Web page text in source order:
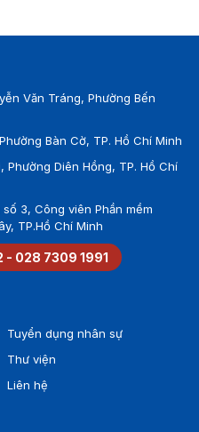
Văn Tráng, Phường Bến
Bàn Cờ, TP. Hồ Chí Minh
Phường Diên Hồng, TP. Hồ Chí
3, Công viên Phần mềm
TP.Hồ Chí Minh
- 028 7309 1991
Tuyển dụng nhân sự
Thư viện
Liên hệ